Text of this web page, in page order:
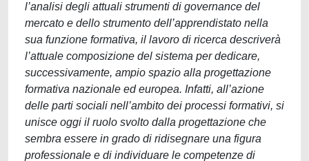
l’analisi degli attuali strumenti di governance del
mercato e dello strumento dell’apprendistato nella
sua funzione formativa, il lavoro di ricerca descriverà
l’attuale composizione del sistema per dedicare,
successivamente, ampio spazio alla progettazione
formativa nazionale ed europea. Infatti, all’azione
delle parti sociali nell’ambito dei processi formativi, si
unisce oggi il ruolo svolto dalla progettazione che
sembra essere in grado di ridisegnare una figura
professionale e di individuare le competenze di